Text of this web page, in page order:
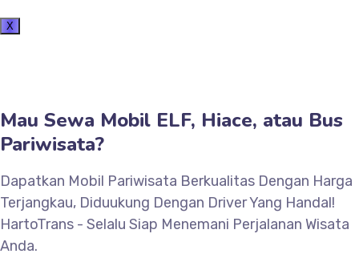
X
Mau Sewa Mobil ELF, Hiace, atau Bus
Pariwisata?
Dapatkan Mobil Pariwisata Berkualitas Dengan Harga
Terjangkau, Diduukung Dengan Driver Yang Handal!
HartoTrans - Selalu Siap Menemani Perjalanan Wisata
Anda.